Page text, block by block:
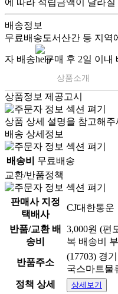
에 따라 적립금액이 달라질
배송정보
무료배송도서산간 등 지역
자 배송 구매 후 2일 이내
상품소개
상품정보 제공고시
상품 상세 설명을 참고해주
배송 상세정보
배송비
무료배송
교환/반품정책
판매사 지정
택배사
CJ대한통운
반품/교환 배
송비
3,000원 (편
복 배송비
반품주소
(17703) 경
국스마트물
정책 상세
상세보기